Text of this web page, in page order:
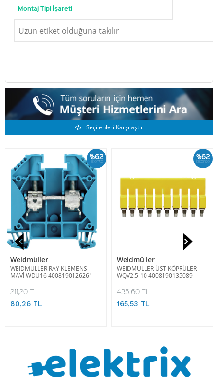
Montaj Tipi İşareti
Uzun etiket olduğuna takılır
Benzer Ürünler
Seçilenleri Karşılaştır
%62
İskonto
Weidmüller
WEIDMULLER RAY KLEMENS
MAVİ WDU16 4008190126261
211,20 TL
80,26 TL
%62
İskonto
Weidmüller
WEIDMULLER ÜST KÖPRÜLER
WQV2.5-10 4008190135089
435,60 TL
165,53 TL